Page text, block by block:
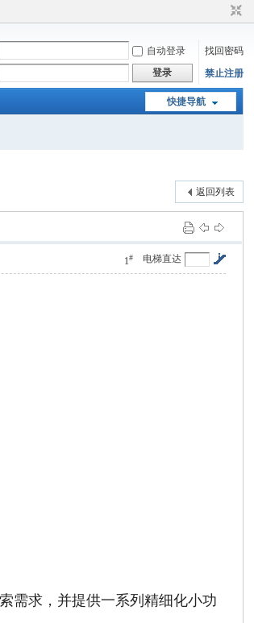
自动登录
找回密码
登录 禁止注册
快捷导航
返回列表
电梯直达
1#
需求，并提供一系列精细化小功